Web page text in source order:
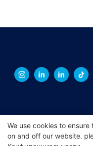
We use cookies to
on and off our website.